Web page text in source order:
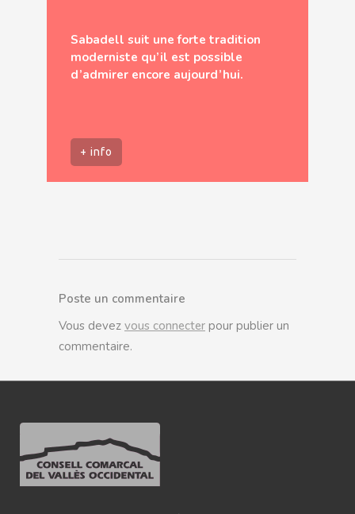
Sabadell suit une forte tradition
moderniste qu’il est possible
d’admirer encore aujourd’hui.
+ info
Poste un commentaire
Vous devez vous connecter pour publier un
commentaire.